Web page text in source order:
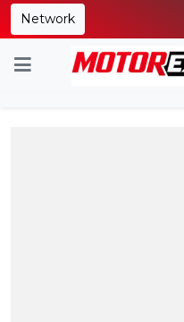
Network